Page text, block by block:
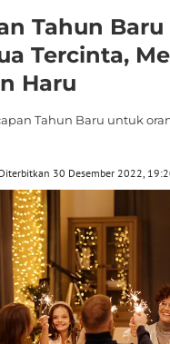
Tahun
Tercinta,
Haru
Tahun Baru untuk
Diterbitkan 30 Desember 2022,